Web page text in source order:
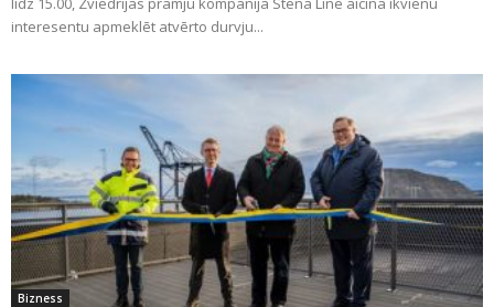
interesentu apmeklēt atvērto durvju...
Bizness